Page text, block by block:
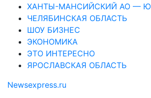
ХАНТЫ-МАНСИЙСКИЙ АО —
ЧЕЛЯБИНСКАЯ ОБЛАСТЬ
ШОУ БИЗНЕС
ЭКОНОМИКА
ЭТО ИНТЕРЕСНО
ЯРОСЛАВСКАЯ ОБЛАСТЬ
Newsexpress.ru